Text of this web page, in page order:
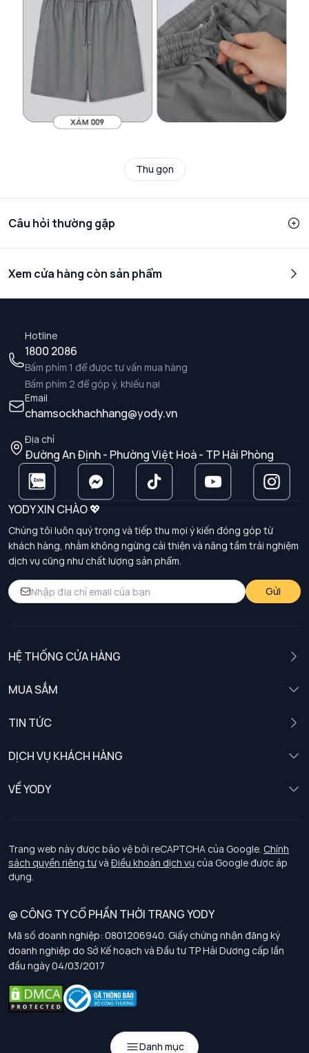
Danh mục
Thu gọn
Câu hỏi thường gặp
Xem cửa hàng còn sản phẩm
Hotline
1800 2086
Bấm phím 1 để được tư vấn mua hàng
Bấm phím 2 để góp ý, khiếu nại
Email
chamsockhachhang@yody.vn
Địa chỉ
Đường An Định - Phường Việt Hoà - TP Hải Phòng
YODY XIN CHÀO 💖
Chúng tôi luôn quý trọng và tiếp thu mọi ý kiến đóng góp từ
khách hàng, nhằm không ngừng cải thiện và nâng tầm trải nghiệm
dịch vụ cũng như chất lượng sản phẩm.
Gửi
HỆ THỐNG CỬA HÀNG
MUA SẮM
TIN TỨC
DỊCH VỤ KHÁCH HÀNG
Chính sách khách hàng thân thiết
Chính sách bảo vệ dữ liệu cá nhân
Chính sách thanh toán, giao nhận
Chính sách chất lượng và an toàn sức khoẻ nghề nghiệp
Chính sách đơn đồng phục
Hướng dẫn chọn kích thước
VỀ YODY
Tuyển dụng
Trang web này được bảo vệ bởi reCAPTCHA của Google. Chính
sách quyền riêng tưvà Điều khoản dịch vụ của Google được áp
dụng.
@ CÔNG TY CỔ PHẦN THỜI TRANG YODY
Mã số doanh nghiệp: 0801206940. Giấy chứng nhận đăng ký
doanh nghiệp do Sở Kế hoạch và Đầu tư TP Hải Dương cấp lần
đầu ngày 04/03/2017